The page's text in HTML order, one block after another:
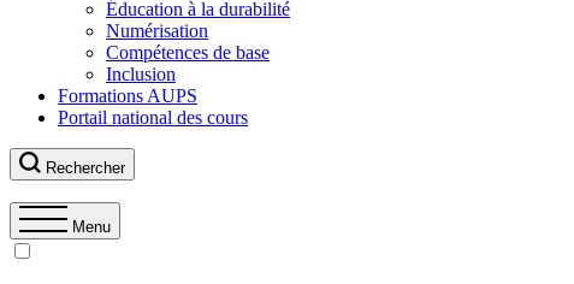
Éducation à la durabilité
Numérisation
Compétences de base
Inclusion
Formations AUPS
Portail national des cours
Rechercher
Menu